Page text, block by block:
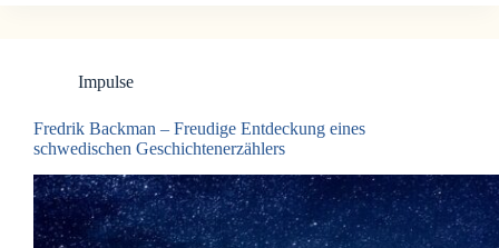
Impulse
Fredrik Backman – Freudige Entdeckung eines
schwedischen Geschichtenerzählers